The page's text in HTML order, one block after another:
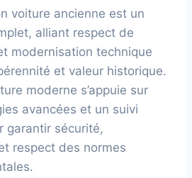
voiture ancienne est un
alliant respect de
modernisation technique
et valeur historique.
moderne s’appuie sur
avancées et un suivi
garantir sécurité,
respect des normes